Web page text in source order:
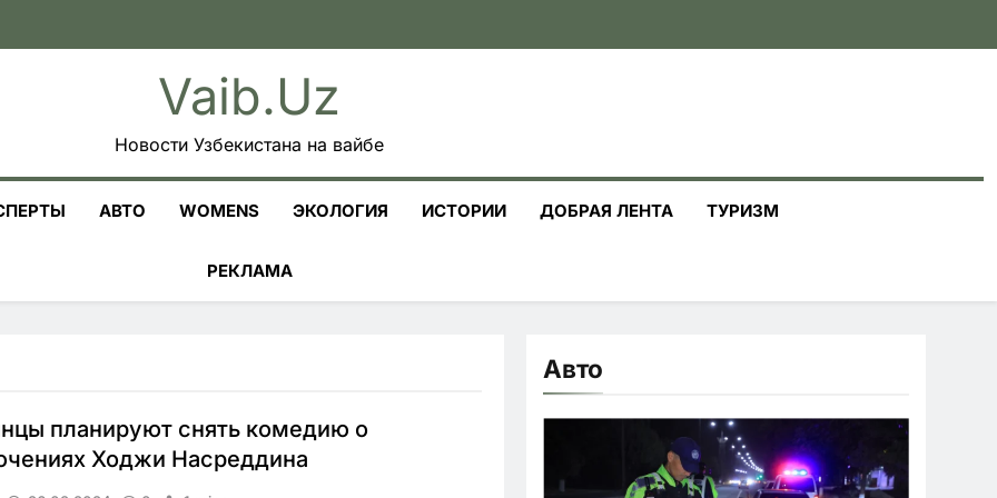
Vaib.uz
Новости Узбекистана на вайбе
АВТО WOMENS ЭКОЛОГИЯ ИСТОРИИ ДОБРАЯ ЛЕНТА ТУРИЗМ
РЕКЛАМА
планируют снять комедию о
Ходжи Насреддина
Авто